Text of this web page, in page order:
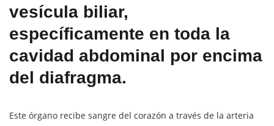
vesícula biliar,
específicamente en toda la
cavidad abdominal por encima
del diafragma.
Este órgano recibe sangre del corazón a través de la arteria